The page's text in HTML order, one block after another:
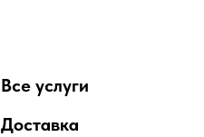
Все услуги
Доставка